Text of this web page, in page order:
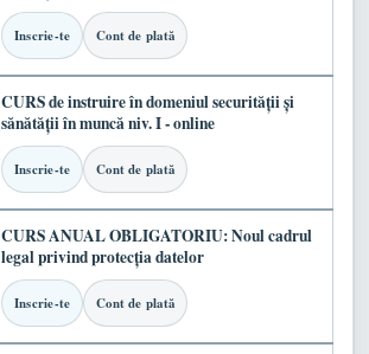
Inscrie-te Cont de plată
CURS de instruire în domeniul securității și
sănătății în muncă niv. I - online
Inscrie-te Cont de plată
CURS ANUAL OBLIGATORIU: Noul cadrul
legal privind protecția datelor
Inscrie-te Cont de plată